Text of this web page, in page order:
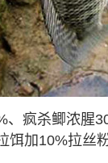
、疯杀鲫浓腥
加10%拉丝